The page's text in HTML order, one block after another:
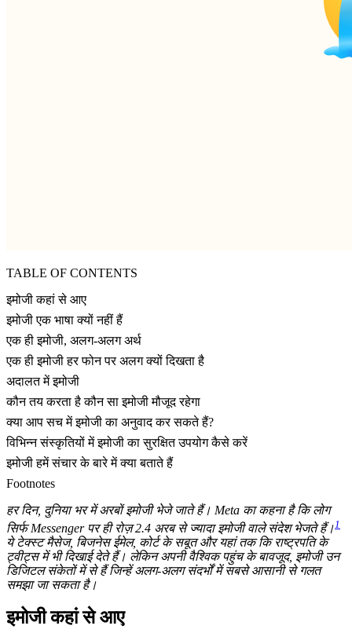
TABLE OF CONTENTS
इमोजी कहां से आए
इमोजी एक भाषा क्यों नहीं हैं
एक ही इमोजी, अलग-अलग अर्थ
एक ही इमोजी हर फोन पर अलग क्यों दिखता है
अदालत में इमोजी
कौन तय करता है कौन सा इमोजी मौजूद रहेगा
क्या आप सच में इमोजी का अनुवाद कर सकते हैं?
विभिन्न संस्कृतियों में इमोजी का सुरक्षित उपयोग कैसे करें
इमोजी हमें संचार के बारे में क्या बताते हैं
Footnotes
हर दिन, दुनिया भर में अरबों इमोजी भेजे जाते हैं। Meta का कहना है कि लोग
सिर्फ Messenger पर ही रोज़ 2.4 अरब से ज्यादा इमोजी वाले संदेश भेजते हैं।1
ये टेक्स्ट मैसेज, बिजनेस ईमेल, कोर्ट के सबूत और यहां तक कि राष्ट्रपति के
ट्वीट्स में भी दिखाई देते हैं। लेकिन अपनी वैश्विक पहुंच के बावजूद, इमोजी उन
डिजिटल संकेतों में से हैं जिन्हें अलग-अलग संदर्भों में सबसे आसानी से गलत
समझा जा सकता है।
इमोजी कहां से आए